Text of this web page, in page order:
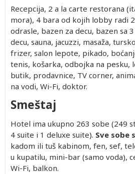
Recepcija, 2 a la carte restorana
mora), 4 bara od kojih lobby radi
odrasle, bazen za decu, bazen sa
decu, sauna, jacuzzi, masaža,
frizer, salon lepote, pikado,
tenis, košarka, odbojka na pesku,
butik, prodavnice, TV corner,
na vodi, Wi-Fi, doktor.
Smeštaj
Hotel ima ukupno 263 sobe (249
4 suite i 1 deluxe suite). Sve sobe
kadom ili tuš kabinom, fen, sef,
u kupatilu, mini-bar (samo voda),
Wi-Fi, balkon.